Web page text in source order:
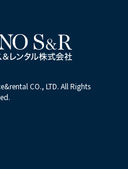
CO., LTD. All Rights